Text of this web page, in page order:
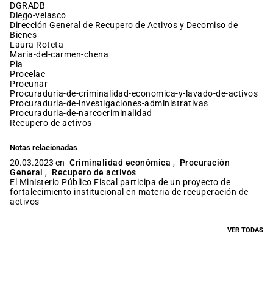
DGRADB
diego-velasco
Dirección General de Recupero de Activos y Decomiso de
Bienes
Laura Roteta
maria-del-carmen-chena
pia
procelac
procunar
procuraduria-de-criminalidad-economica-y-lavado-de-activos
procuraduria-de-investigaciones-administrativas
procuraduria-de-narcocriminalidad
recupero de activos
Notas relacionadas
20.03.2023 en Criminalidad económica , Procuración
General , Recupero de activos
El Ministerio Público Fiscal participa de un proyecto de
fortalecimiento institucional en materia de recuperación de
activos
VER TODAS